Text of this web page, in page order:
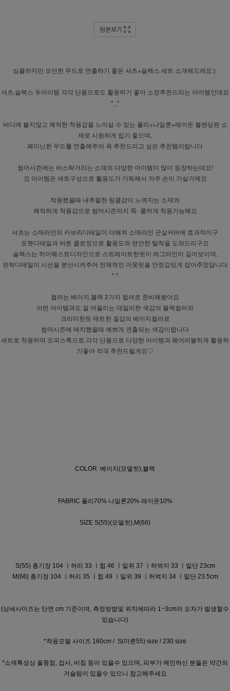
원본보기
심플하지만 모던한 무드로 연출하기 좋은 셔츠+슬랙스 세트 소개해드려요:)
셔츠,슬랙스 두아이템 각각 단품으로도 활용하기 좋아 소장추천드리는 아이템인데요
*_*
바디에 붙지않고 쾌적한 착용감을 느끼실 수 있는 폴리+나일론+레이온 블렌딩된 소
재로 시원하게 입기 좋으며,
페미닌한 무드를 연출해주어 꼭 추천드리고 싶은 추천템이랍니다
썸머시즌에는 바스락거리는 소재의 다양한 아이템이 많이 등장하는데요!
요 아이템은 세트구성으로 활용도가 가득해서 자주 손이 가실거에요
착용했을때 내추럴한 링클감이 느껴지는 소재와
쾌적하게 착용감으로 썸머시즌까지 쭉- 쿨하게 착용가능해요
셔츠는 소매라인의 카브라디테일이 더해져 소매라인 군살커버에 효과적이구
포켓디테일과 버튼 클로징으로 활용도와 편안한 탈착을 도와드리구요
슬랙스는 하이웨스트디자인으로 스트레이트한핏이 레그라인이 길어보이며,
핀턱디테일이 시선을 분산시켜주어 전체적인 아웃핏을 안정감있게 잡아주었답니다
*.*
컬러는 베이지,블랙 2가지 컬러로 준비해봤어요
어떤 아이템과도 잘 어울리는 데일리한 색감의 블랙컬러와
크리미한듯 매트한 질감의 베이지컬러로
썸머시즌에 매치했을때 예쁘게 연출되는 색감이랍니다
세트로 착용하여 오피스룩으로,각각 단품으로 다양한 아이템과 웨어러블하게 활용하
기좋아 적극 추천드릴게요♡
COLOR 베이지(모델컷),블랙
FABRIC 폴리70% 나일론20% 레이온10%
SIZE S(55)(모델컷),M(66)
S(55) 총기장 104 ㅣ허리 33 ㅣ힙 46 ㅣ밑위 37 ㅣ허벅지 33 ㅣ밑단 23cm
M(66) 총기장 104 ㅣ허리 35 ㅣ힙 49 ㅣ밑위 39 ㅣ허벅지 34 ㅣ밑단 23.5cm
(상세사이즈는 단면 cm 기준이며, 측정방법및 위치에따라 1~3cm의 오차가 발생할수
있습니다)
*착용모델 사이즈 160cm / S(마른55) size / 230 size
*소재특성상 올뭉침, 잡사, 비침 등이 있을수 있으며, 피부가 예민하신 분들은 약간의
거슬림이 있을수 있으니 참고해주세요